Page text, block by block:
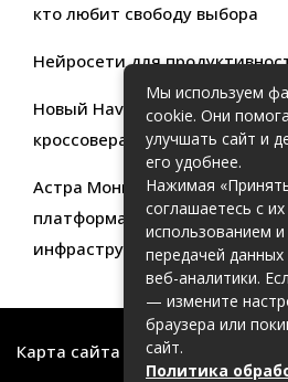
кто любит свободу выбора
Нейросети для
Новый Haval Jolion: обзор
кроссовера для активной
Астра Мониторинг:
платформа для
инфраструктуры
Карта сайта
Мы используем
cookie. Они
улучшать сайт и
его удобнее.
Нажимая
соглашаетесь с их
использованием и
передачей данных
веб-аналитики.
— измените
браузера или
сайт.
Политика